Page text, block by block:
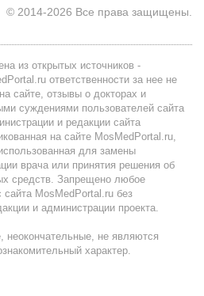
© 2014-2026 Все права защищены.
из открытых источников -
ответственности за нее не
сайте, отзывы о докторах и
суждениями пользователей сайта
и редакции сайта
на сайте MosMedPortal.ru,
для замены
врача или принятия решения об
средств. Запрещено любое
MosMedPortal.ru без
и администрации проекта.
неокончательные, не являются
характер.